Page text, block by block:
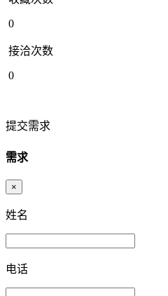
0
接洽次数
0
提交需求
需求
×
姓名
电话